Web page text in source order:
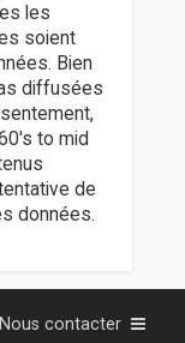
les
soient
Bien
diffusées
to mid
de
données.
Nous contacter